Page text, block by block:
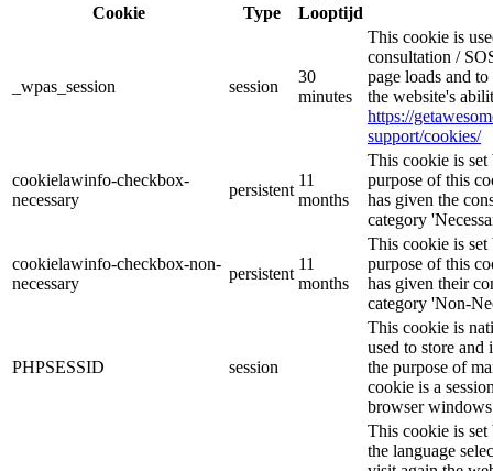
Cookie
Type Looptijd
_wpas_session session
30
minutes
This cookie is
consultation /
page loads and
the website's
https://
support/cookies/
cookielawinfo-checkbox-
necessary
persistent
11
months
This cookie is
purpose of this
has given the
category
cookielawinfo-checkbox-non-
necessary
persistent
11
months
This cookie is
purpose of this
has given their
category 'Non-
PHPSESSID session
This cookie is
used to store
the purpose of
cookie is a
browser
This cookie is set
the language